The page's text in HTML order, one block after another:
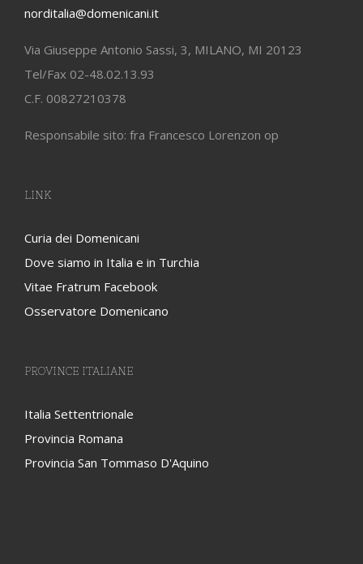
norditalia@domenicani.it
Via Giuseppe Antonio Sassi, 3, MILANO, MI 20123
Tel/Fax 02-48.02.13.93
C.F. 00827210378
Responsabile sito: fra Francesco Lorenzon op
LINK
Curia dei Domenicani
Dove siamo in Italia e in Turchia
Vitae Fratrum Facebook
Osservatore Domenicano
PROVINCE ITALIANE
Italia Settentrionale
Provincia Romana
Provincia San Tommaso D'Aquino